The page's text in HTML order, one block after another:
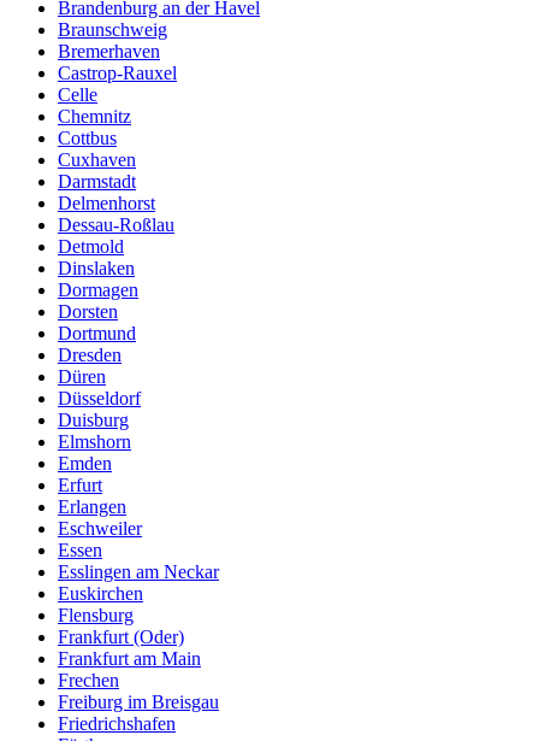
Brandenburg an der Havel
Braunschweig
Bremerhaven
Castrop-Rauxel
Celle
Chemnitz
Cottbus
Cuxhaven
Darmstadt
Delmenhorst
Dessau-Roßlau
Detmold
Dinslaken
Dormagen
Dorsten
Dortmund
Dresden
Düren
Düsseldorf
Duisburg
Elmshorn
Emden
Erfurt
Erlangen
Eschweiler
Essen
Esslingen am Neckar
Euskirchen
Flensburg
Frankfurt (Oder)
Frankfurt am Main
Frechen
Freiburg im Breisgau
Friedrichshafen